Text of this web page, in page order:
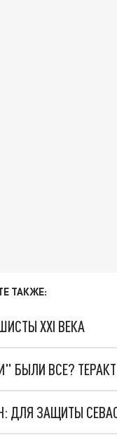
ТАКЖЕ:
XXI ВЕКА
БЫЛИ ВСЕ?
ДЛЯ ЗАЩИТЫ